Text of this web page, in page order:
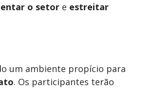
o setor e estreitar
um ambiente propício para
. Os participantes terão